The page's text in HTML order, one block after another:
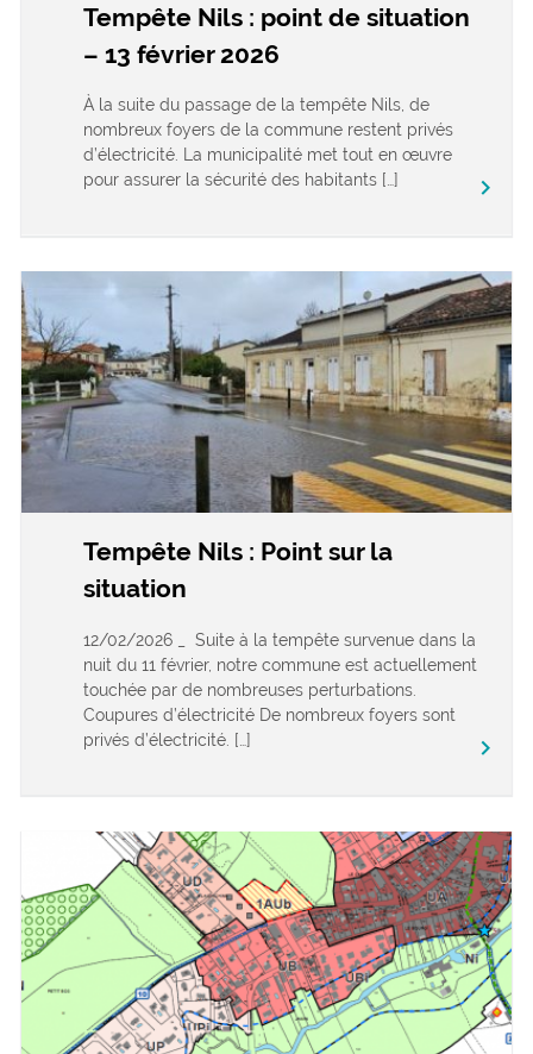
Tempête Nils : point de situation
– 13 février 2026
À la suite du passage de la tempête Nils, de
nombreux foyers de la commune restent privés
d’électricité. La municipalité met tout en œuvre
pour assurer la sécurité des habitants […]
keyboard_arrow_right
Tempête Nils : Point sur la
situation
12/02/2026 _ Suite à la tempête survenue dans la
nuit du 11 février, notre commune est actuellement
touchée par de nombreuses perturbations.
Coupures d’électricité De nombreux foyers sont
privés d’électricité. […]
keyboard_arrow_right